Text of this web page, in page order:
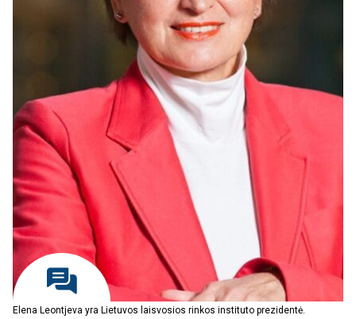
Elena Leontjeva yra Lietuvos laisvosios rinkos instituto prezidentė.